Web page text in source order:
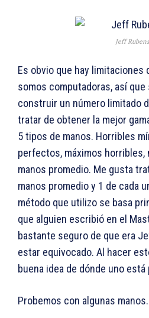
Jeff Rubens
Es obvio que hay limitaciones
somos computadoras, así que
construir un número limitado
tratar de obtener la mejor
5 tipos de manos. Horribles
perfectos, máximos
manos promedio. Me gusta
manos promedio y 1 de cada
método que utilizo se basa
que alguien escribió en el
bastante seguro de que era
estar equivocado. Al hacer
buena idea de dónde uno está
Probemos con algunas manos.